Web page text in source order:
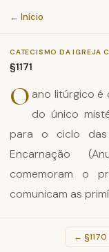
← Início
CATECISMO DA IGREJA
§1171
O ano litúrgico é
do único
para o ciclo
Encarnação
comemoram o
comunicam as
← §1170